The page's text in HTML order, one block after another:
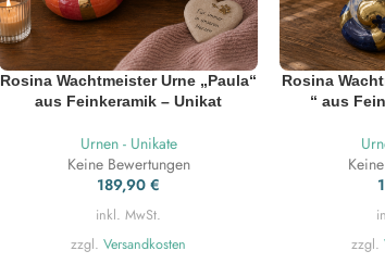
Rosina Wachtmeister Urne „Paula“
aus Feinkeramik – Unikat
Urnen - Unikate
Keine Bewertungen
189,90 €
inkl. MwSt.
zzgl. Versandkosten
Rosina
“ aus
zzgl.